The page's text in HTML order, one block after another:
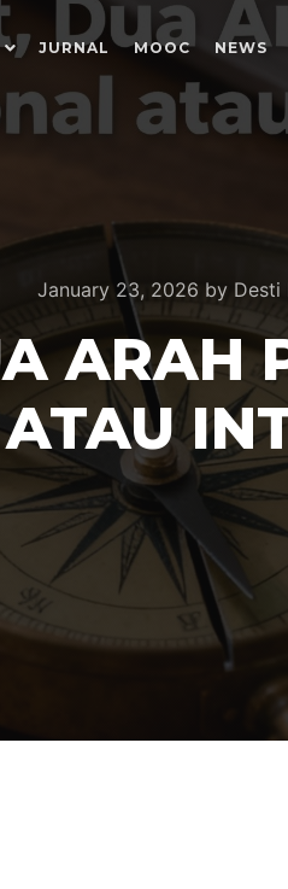
JURNAL MOOC NEWS
January 23, 2026 by Desti
ARAH